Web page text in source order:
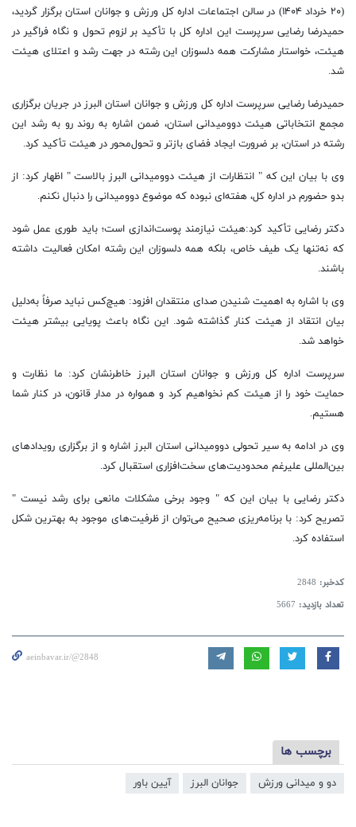
(۲۰ خرداد ۱۴۰۴) در سالن اجتماعات اداره کل ورزش و جوانان استان برگزار گردید،
حمیدرضا رضایی سرپرست این اداره کل با تأکید بر لزوم تحول و نگاه فراگیر در
هیئت، خواستار مشارکت همه دلسوزان این رشته در جهت رشد و اعتلای هیئت
شد.
حمیدرضا رضایی سرپرست اداره کل ورزش و جوانان استان البرز در جریان برگزاری
مجمع انتخاباتی هیئت دوومیدانی استان، ضمن اشاره به روند رو به رشد این
رشته در استان، بر ضرورت ایجاد فضای بازتر و تحول‌محور در هیئت تأکید کرد.
وی با بیان این که " انتظارات از هیئت دوومیدانی البرز بالاست " اظهار کرد: از
بدو حضورم در اداره کل، هفته‌ای نبوده که موضوع دوومیدانی را دنبال نکنم.
دکتر رضایی تأکید کرد:هیئت نیازمند پوست‌اندازی است؛ باید طوری عمل شود
که نه‌تنها یک طیف خاص، بلکه همه دلسوزان این رشته امکان فعالیت داشته
باشند.
وی با اشاره به اهمیت شنیدن صدای منتقدان افزود: هیچ‌کس نباید صرفاً به‌دلیل
بیان انتقاد از هیئت کنار گذاشته شود. این نگاه باعث پویایی بیشتر هیئت
خواهد شد.
سرپرست اداره کل ورزش و جوانان استان البرز خاطرنشان کرد: ما نظارت و
حمایت خود را از هیئت کم نخواهیم کرد و همواره در مدار قانون، در کنار شما
هستیم.
وی در ادامه به سیر تحولی دوومیدانی استان البرز اشاره و از برگزاری رویدادهای
بین‌المللی علیرغم محدودیت‌های سخت‌افزاری استقبال کرد.
دکتر رضایی با بیان این که " وجود برخی مشکلات مانعی برای رشد نیست "
تصریح کرد: با برنامه‌ریزی صحیح می‌توان از ظرفیت‌های موجود به بهترین شکل
استفاده کرد.
کدخبر: 2848
تعداد بازدید: 5667
aeinbavar.ir/@2848
برچسب ها
دو و میدانی ورزش جوانان البرز آیین باور